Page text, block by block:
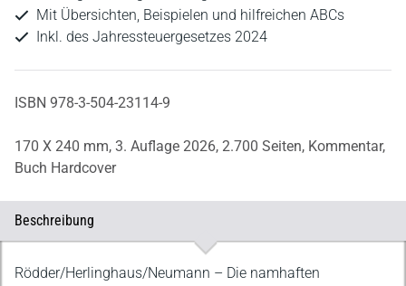
Mit Übersichten, Beispielen und hilfreichen ABCs
Inkl. des Jahressteuergesetzes 2024
ISBN 978-3-504-23114-9
170 X 240 mm, 3. Auflage 2026, 2.700 Seiten, Kommentar,
Buch Hardcover
Beschreibung
Beschreibung
Rödder/Herlinghaus/Neumann – Die namhaften